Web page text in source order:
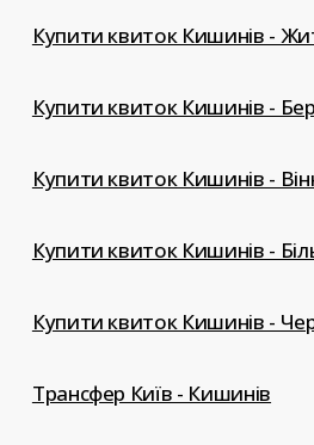
Купити квиток Кишинів -
Купити квиток Кишинів -
Купити квиток Кишинів -
Купити квиток Кишинів -
Купити квиток Кишинів -
Трансфер Київ - Кишинів